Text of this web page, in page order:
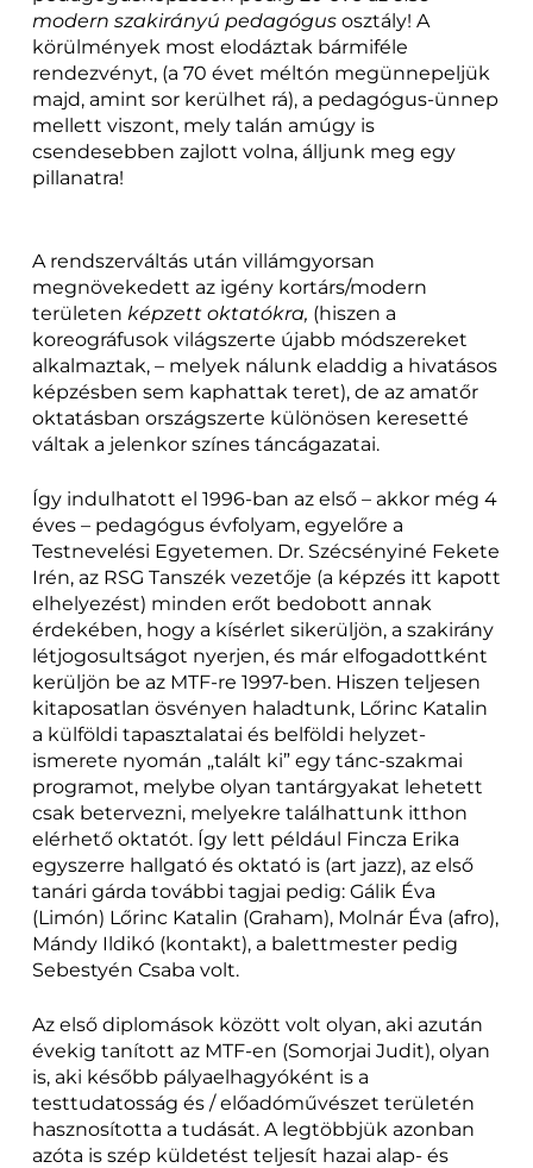
modern szakirányú pedagógusosztály! A
körülmények most elodáztak bármiféle
rendezvényt, (a 70 évet méltón megünnepeljük
majd, amint sor kerülhet rá), a pedagógus-ünnep
mellett viszont, mely talán amúgy is
csendesebben zajlott volna, álljunk meg egy
pillanatra!
A rendszerváltás után villámgyorsan
megnövekedett az igény kortárs/modern
területen képzett oktatókra, (hiszen a
koreográfusok világszerte újabb módszereket
alkalmaztak, – melyek nálunk eladdig a hivatásos
képzésben sem kaphattak teret), de az amatőr
oktatásban országszerte különösen keresetté
váltak a jelenkor színes táncágazatai.
Így indulhatott el 1996-ban az első – akkor még 4
éves – pedagógus évfolyam, egyelőre a
Testnevelési Egyetemen. Dr. Szécsényiné Fekete
Irén, az RSG Tanszék vezetője (a képzés itt kapott
elhelyezést) minden erőt bedobott annak
érdekében, hogy a kísérlet sikerüljön, a szakirány
létjogosultságot nyerjen, és már elfogadottként
kerüljön be az MTF-re 1997-ben. Hiszen teljesen
kitaposatlan ösvényen haladtunk, Lőrinc Katalin
a külföldi tapasztalatai és belföldi helyzet-
ismerete nyomán „talált ki” egy tánc-szakmai
programot, melybe olyan tantárgyakat lehetett
csak betervezni, melyekre találhattunk itthon
elérhető oktatót. Így lett például Fincza Erika
egyszerre hallgató és oktató is (art jazz), az első
tanári gárda további tagjai pedig: Gálik Éva
(Limón) Lőrinc Katalin (Graham), Molnár Éva (afro),
Mándy Ildikó (kontakt), a balettmester pedig
Sebestyén Csaba volt.
Az első diplomások között volt olyan, aki azután
évekig tanított az MTF-en (Somorjai Judit), olyan
is, aki később pályaelhagyóként is a
testtudatosság és / előadóművészet területén
hasznosította a tudását. A legtöbbjük azonban
azóta is szép küldetést teljesít hazai alap- és